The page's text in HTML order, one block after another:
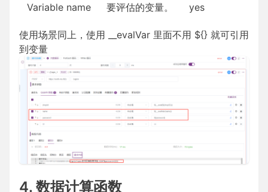
Variable name
要评估的变量。 yes
使用场景同上，使用 __evalVar 里面不用 ${} 就可引用
到变量
4. 数据计算函数